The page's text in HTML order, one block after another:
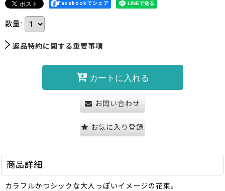
Facebookでシェア
数量:
返品特約に関する重要事項
カートに入れる
お問い合わせ
お気に入り登録
商品詳細
カラフルかつシックな大人っぽいイメージの花束。